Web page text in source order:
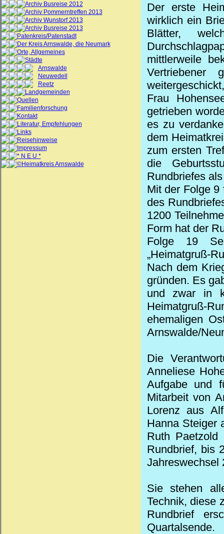
Archiv Busreise 2012
Archiv Pommerntreffen 2013
Archiv Wunstorf 2013
Archiv Busreise 2013
Patenkreis/Patenstadt
Der Kreis Arnswalde, die Neumark
Orte, Allgemeines
Städte
Arnswalde
Neuwedell
Reetz
Landgemeinden
Quellen
Familienforschung
Kontakt
Literatur, Empfehlungen
Links
Reisehinweise
Impressum
* N E U *
©Heimatkreis Arnswalde
Der erste
wirklich ein
Blätter,
mittlerweile
Frau
getrieben
es zu
dem
zum ersten
die
Rundbriefes
Mit der Folge
des
1200
Form hat der
Folge 19
„Heimatgruß-
Nach dem
gründen. Es
und zwar in
Heimatgruß-
ehemaligen
Arnswalde/
Die
Anneliese
Aufgabe und
Mitarbeit von
Lorenz aus
Hanna Steiger
Ruth
Rundbrief, bis
Jahreswechsel
Sie stehen
Technik, diese
Rundbrief
Quartalsende.